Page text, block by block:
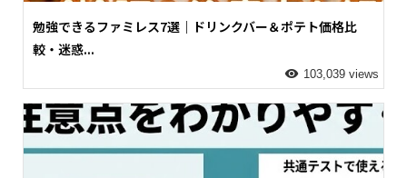
勉強できるファミレス7選｜ドリンクバー＆ポテト価格比
較・迷惑...
103,039 views